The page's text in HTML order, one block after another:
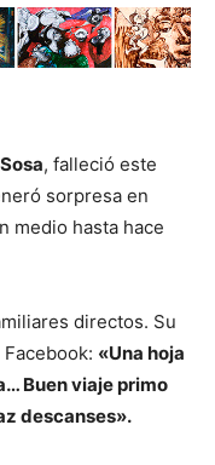
, falleció este
sorpresa en
medio hasta hace
directos. Su
«Una hoja
Buen viaje primo
descanses».